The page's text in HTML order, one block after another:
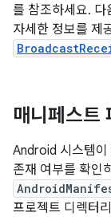
를 참조하세요.
자세한 정보를 제
매니페스트
Android 시스템이
존재 여부를 확인
프로젝트 디렉터